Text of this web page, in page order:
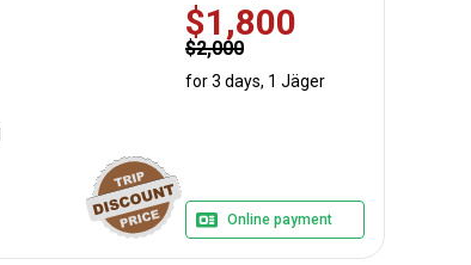
$1,800
$2,000
for 3 days, 1 Jäger
Online payment